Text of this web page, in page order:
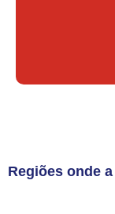
Regiões onde